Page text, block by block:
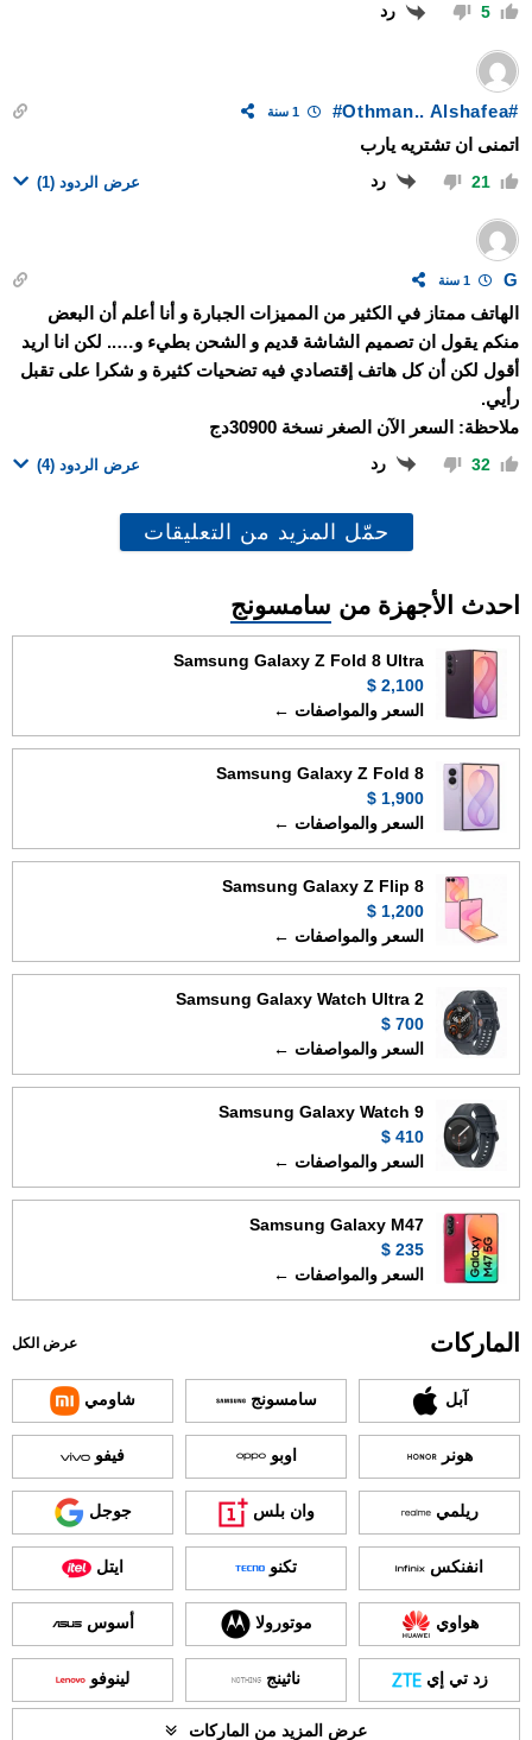
5 رد
#Othman.. Alshafea# 1 سنة
اتمنى ان تشتريه يارب
21 رد عرض الردود (1)
G
الهاتف ممتاز في الكثير من المميزات الجبارة و أنا أعلم أن البعض
منكم يقول ان تصميم الشاشة قديم و الشحن بطيء و….. لكن انا اريد
أقول لكن أن كل هاتف إقتصادي فيه تضحيات كثيرة و شكرا على تقبل
رأيي.
ملاحظة: السعر الآن الصغر نسخة 30900دج
32 رد عرض الردود (4)
حمّل المزيد من التعليقات
احدث الأجهزة من سامسونج
Samsung Galaxy Z Fold 8 Ultra
2,100 $
السعر والمواصفات ←
Samsung Galaxy Z Fold 8
1,900 $
السعر والمواصفات ←
Samsung Galaxy Z Flip 8
1,200 $
السعر والمواصفات ←
Samsung Galaxy Watch Ultra 2
700 $
السعر والمواصفات ←
Samsung Galaxy Watch 9
410 $
السعر والمواصفات ←
Samsung Galaxy M47
235 $
السعر والمواصفات ←
الماركات عرض الكل
آبل سامسونج شاومي
هونر اوبو فيفو
ريلمي وان بلس جوجل
انفنكس تكنو ايتل
هواوي موتورولا أسوس
زد تي إي ناثينج لينوفو
عرض المزيد من الماركات